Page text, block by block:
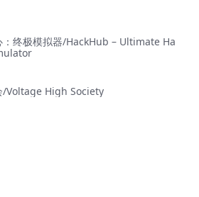
：终极模拟器/HackHub – Ultimate Ha
/Voltage High Society